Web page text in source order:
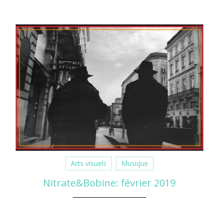
Arts visuels Musique
Nitrate&Bobine: février 2019